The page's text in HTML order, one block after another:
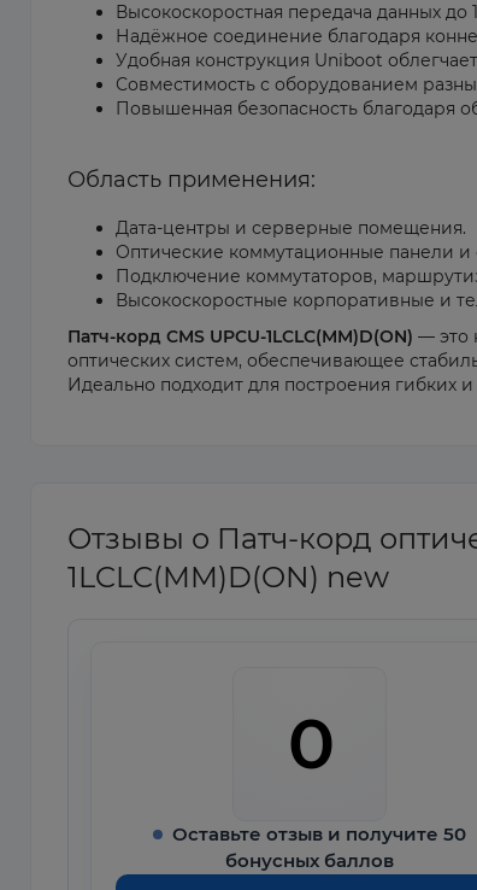
Высокоскоростная передача данных до
Надёжное соединение благодаря
Удобная конструкция Uniboot
Совместимость с оборудованием
Повышенная безопасность благодаря
Область применения:
Дата-центры и серверные помещения.
Оптические коммутационные панели
Подключение коммутаторов,
Высокоскоростные корпоративные и
Патч-корд CMS UPCU-1LCLC(MM)D(ON) — это
оптических систем, обеспечивающее
Идеально подходит для построения гибких
Отзывы о Патч-корд
1LCLC(MM)D(ON) new
0
Оставьте отзыв и получите 50
бонусных баллов